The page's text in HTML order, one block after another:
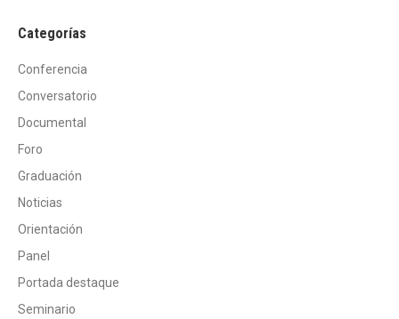
Categorías
Conferencia
Conversatorio
Documental
Foro
Graduación
Noticias
Orientación
Panel
Portada destaque
Seminario